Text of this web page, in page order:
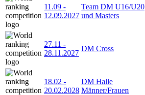
11.09 -
12.09.2027
Team DM U16/U20
und Masters
27.11 -
28.11.2027
DM Cross
18.02 -
20.02.2028
DM Halle
Männer/Frauen